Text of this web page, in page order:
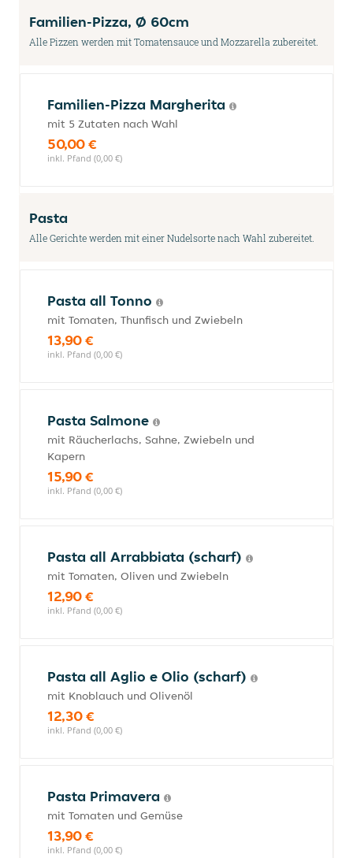
Familien-Pizza, Ø 60cm
Alle Pizzen werden mit Tomatensauce und Mozzarella zubereitet.
Familien-Pizza Margherita
mit 5 Zutaten nach Wahl
50,00 €
inkl. Pfand (0,00 €)
Pasta
Alle Gerichte werden mit einer Nudelsorte nach Wahl zubereitet.
Pasta all Tonno
mit Tomaten, Thunfisch und Zwiebeln
13,90 €
inkl. Pfand (0,00 €)
Pasta Salmone
mit Räucherlachs, Sahne, Zwiebeln und
Kapern
15,90 €
inkl. Pfand (0,00 €)
Pasta all Arrabbiata (scharf)
mit Tomaten, Oliven und Zwiebeln
12,90 €
inkl. Pfand (0,00 €)
Pasta all Aglio e Olio (scharf)
mit Knoblauch und Olivenöl
12,30 €
inkl. Pfand (0,00 €)
Pasta Primavera
mit Tomaten und Gemüse
13,90 €
inkl. Pfand (0,00 €)